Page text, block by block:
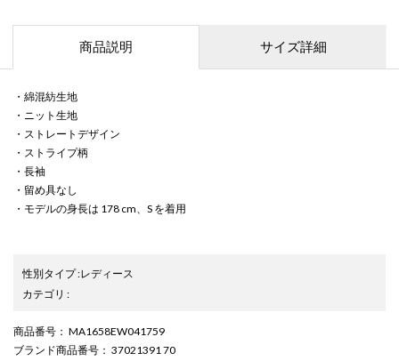
商品説明 サイズ詳細
・綿混紡生地
・ニット生地
・ストレートデザイン
・ストライプ柄
・長袖
・留め具なし
・モデルの身長は 178 cm、S を着用
性別タイプ:レディース
カテゴリ :
商品番号 ： MA1658EW041759
ブランド商品番号 ： 37021391 70